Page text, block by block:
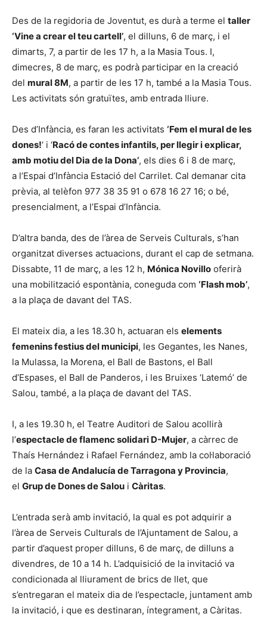
Des de la regidoria de Joventut, es durà a terme el taller
‘Vine a crear el teu cartell’, el dilluns, 6 de març, i el
dimarts, 7, a partir de les 17 h, a la Masia Tous. I,
dimecres, 8 de març, es podrà participar en la creació
del mural 8M, a partir de les 17 h, també a la Masia Tous.
Les activitats són gratuïtes, amb entrada lliure.
Des d’Infància, es faran les activitats ‘Fem el mural de les
dones!‘ i ‘Racó de contes infantils, per llegir i explicar,
amb motiu del Dia de la Dona’, els dies 6 i 8 de març,
a l’Espai d’Infància Estació del Carrilet. Cal demanar cita
prèvia, al telèfon 977 38 35 91 o 678 16 27 16; o bé,
presencialment, a l’Espai d’Infància.
D’altra banda, des de l’àrea de Serveis Culturals, s’han
organitzat diverses actuacions, durant el cap de setmana.
Dissabte, 11 de març, a les 12 h, Mónica Novillo oferirà
una mobilització espontània, coneguda com ‘Flash mob’,
a la plaça de davant del TAS.
El mateix dia, a les 18.30 h, actuaran els elements
femenins festius del municipi, les Gegantes, les Nanes,
la Mulassa, la Morena, el Ball de Bastons, el Ball
d’Espases, el Ball de Panderos, i les Bruixes ‘Latemó’ de
Salou, també, a la plaça de davant del TAS.
I, a les 19.30 h, el Teatre Auditori de Salou acollirà
l’espectacle de flamenc solidari D-Mujer, a càrrec de
Thaís Hernández i Rafael Fernández, amb la col·laboració
de la Casa de Andalucía de Tarragona y Provincia,
el Grup de Dones de Salou i Càritas.
L’entrada serà amb invitació, la qual es pot adquirir a
l’àrea de Serveis Culturals de l’Ajuntament de Salou, a
partir d’aquest proper dilluns, 6 de març, de dilluns a
divendres, de 10 a 14 h. L’adquisició de la invitació va
condicionada al lliurament de brics de llet, que
s’entregaran el mateix dia de l’espectacle, juntament amb
la invitació, i que es destinaran, íntegrament, a Càritas.